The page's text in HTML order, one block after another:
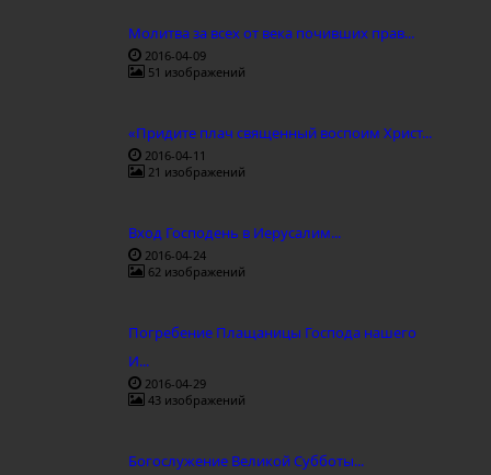
Молитва за всех от века почивших прав...
2016-04-09
51 изображений
«Придите плач священный воспоим Христ...
2016-04-11
21 изображений
Вход Господень в Иерусалим...
2016-04-24
62 изображений
Погребение Плащаницы Господа нашего
И...
2016-04-29
43 изображений
Богослужение Великой Субботы...